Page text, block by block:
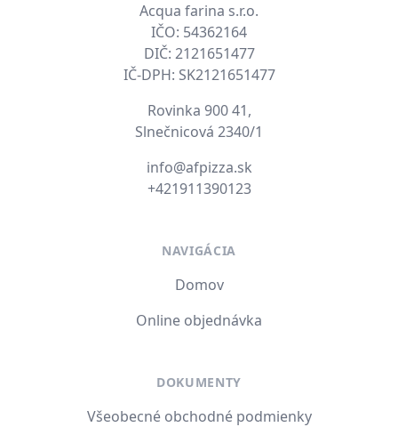
Acqua farina s.r.o.
IČO: 54362164
DIČ: 2121651477
IČ-DPH: SK2121651477
Rovinka 900 41,
Slnečnicová 2340/1
info@afpizza.sk
+421911390123
NAVIGÁCIA
Domov
Online objednávka
DOKUMENTY
Všeobecné obchodné podmienky